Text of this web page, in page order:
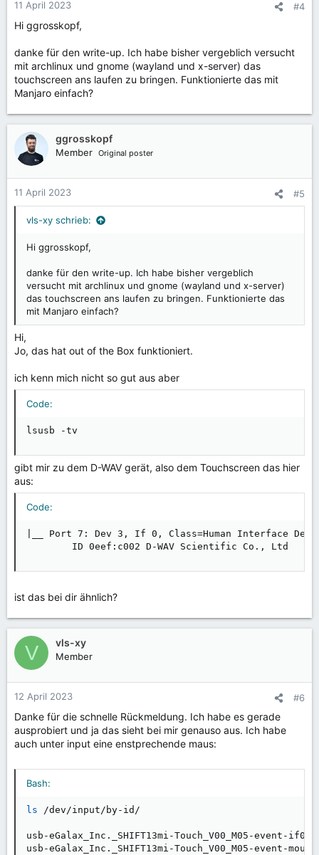
n
11 April 2023 #4
Hi ggrosskopf,
danke für den write-up. Ich habe bisher vergeblich versucht
mit archlinux und gnome (wayland und x-server) das
touchscreen ans laufen zu bringen. Funktionierte das mit
Manjaro einfach?
ggrosskopf
Member Original poster
11 April 2023 #5
vls-xy schrieb:
Hi ggrosskopf,
danke für den write-up. Ich habe bisher vergeblich
versucht mit archlinux und gnome (wayland und x-server)
das touchscreen ans laufen zu bringen. Funktionierte das
mit Manjaro einfach?
Hi,
Jo, das hat out of the Box funktioniert.
ich kenn mich nicht so gut aus aber
Code:
lsusb -tv
gibt mir zu dem D-WAV gerät, also dem Touchscreen das hier
aus:
Code:
|__ Port 7: Dev 3, If 0, Class=Human Interface
        ID 0eef:c002 D-WAV Scientific Co., Ltd
ist das bei dir ähnlich?
V vls-xy
Member
12 April 2023 #6
Danke für die schnelle Rückmeldung. Ich habe es gerade
ausprobiert und ja das sieht bei mir genauso aus. Ich habe
auch unter input eine enstprechende maus:
Bash:
ls /dev/input/by-id/
usb-eGalax_Inc._SHIFT13mi-Touch_V00_M05-event-if00
usb-eGalax_Inc._SHIFT13mi-Touch_V00_M05-event-mouse